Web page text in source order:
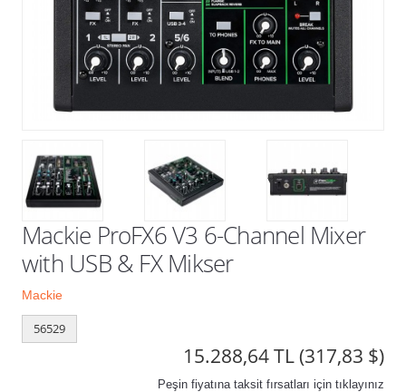
Kampanyalar
Mackie ProFX6 V3 6-Channel Mixer
with USB & FX Mikser
Mackie
56529
15.288,64 TL(317,83 $)
Peşin fiyatına taksit fırsatları için tıklayınız